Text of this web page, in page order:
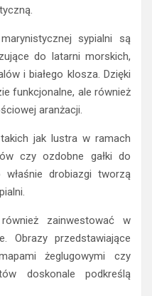
sypialni są
do latarni morskich,
i białego klosza. Dzięki
funkcjonalne, ale również
aranżacji.
jak lustra w ramach
czy ozdobne gałki do
drobiazgi tworzą
zainwestować w
Obrazy przedstawiające
żeglugowymi czy
doskonale podkreślą